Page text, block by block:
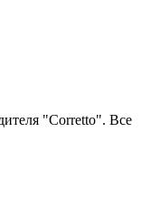
"Corretto". Все